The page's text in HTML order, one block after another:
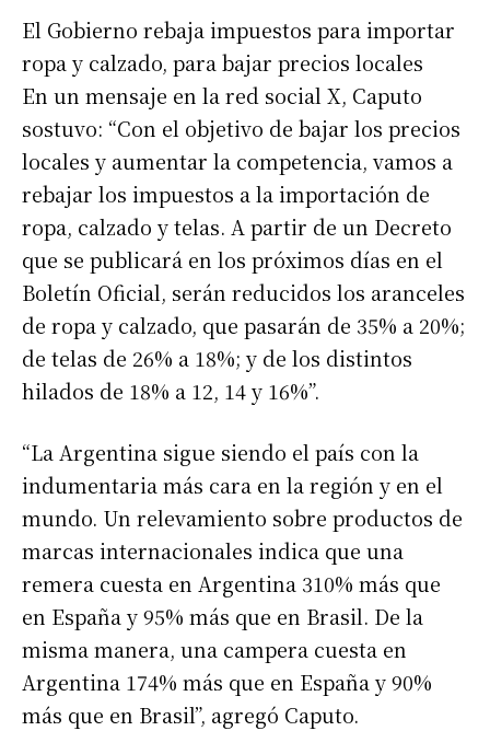
El Gobierno rebaja impuestos para importar
ropa y calzado, para bajar precios locales
En un mensaje en la red social X, Caputo
sostuvo: “Con el objetivo de bajar los precios
locales y aumentar la competencia, vamos a
rebajar los impuestos a la importación de
ropa, calzado y telas. A partir de un Decreto
que se publicará en los próximos días en el
Boletín Oficial, serán reducidos los aranceles
de ropa y calzado, que pasarán de 35% a 20%;
de telas de 26% a 18%; y de los distintos
hilados de 18% a 12, 14 y 16%”.
“La Argentina sigue siendo el país con la
indumentaria más cara en la región y en el
mundo. Un relevamiento sobre productos de
marcas internacionales indica que una
remera cuesta en Argentina 310% más que
en España y 95% más que en Brasil. De la
misma manera, una campera cuesta en
Argentina 174% más que en España y 90%
más que en Brasil”, agregó Caputo.